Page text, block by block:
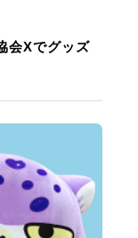
会Xでグッズ